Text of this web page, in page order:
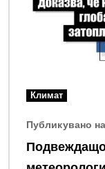
Климат
Публикувано